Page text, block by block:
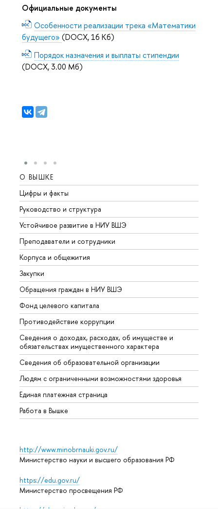
Официальные документы
Особенности реализации трека «Математики
будущего» (DOCX, 16 Кб)
Порядок назначения и выплаты стипендии
(DOCX, 3.00 Мб)
О ВЫШКЕ
Цифры и факты
Руководство и структура
Устойчивое развитие в НИУ ВШЭ
Преподаватели и сотрудники
Корпуса и общежития
Закупки
Обращения граждан в НИУ ВШЭ
Фонд целевого капитала
Противодействие коррупции
Сведения о доходах, расходах, об имуществе и
обязательствах имущественного характера
Сведения об образовательной организации
Людям с ограниченными возможностями здоровья
Единая платежная страница
Работа в Вышке
http://www.minobrnauki.gov.ru/
Министерство науки и высшего образования РФ
https://edu.gov.ru/
Министерство просвещения РФ